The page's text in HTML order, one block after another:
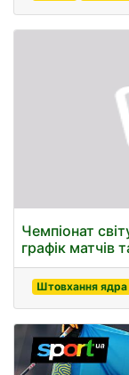
Чемпіонат
графік матчів
Штовхання ядра